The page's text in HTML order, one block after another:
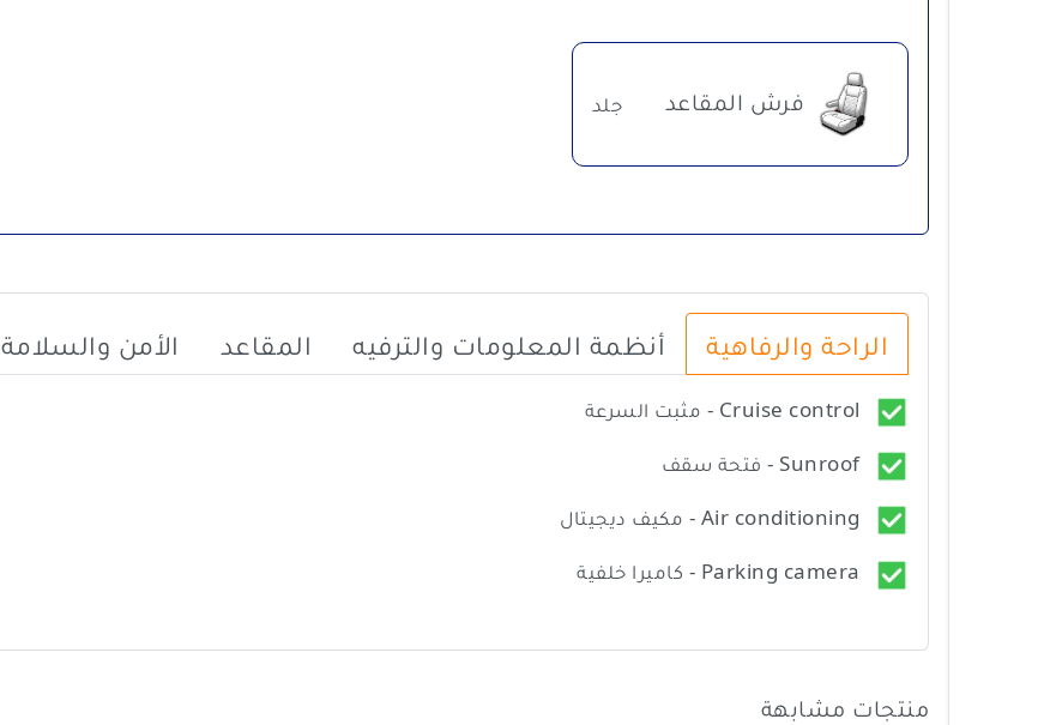
فرش المقاعد جلد
الراحة والرفاهية أنظمة المعلومات والترفيه المقاعد الأمن والسلامة
Cruise control - مثبت السرعة
Sunroof - فتحة سقف
Air conditioning - مكيف ديجيتال
Parking camera - كاميرا خلفية
منتجات مشابهة